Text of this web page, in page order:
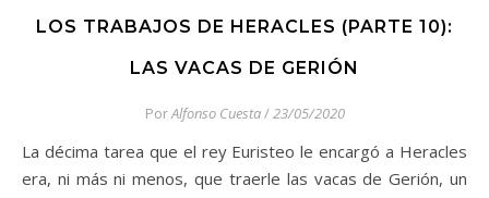
LOS TRABAJOS DE HERACLES (PARTE 10):
LAS VACAS DE GERIÓN
PorAlfonso Cuesta/23/05/2020
La décima tarea que el rey Euristeo le encargó a Heracles
era, ni más ni menos, que traerle las vacas de Gerión, un